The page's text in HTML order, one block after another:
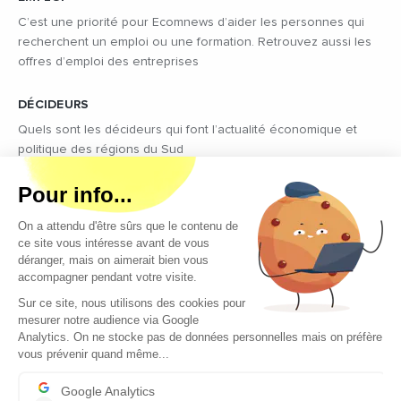
C’est une priorité pour Ecomnews d’aider les personnes qui
recherchent un emploi ou une formation. Retrouvez aussi les
offres d’emploi des entreprises
DÉCIDEURS
Quels sont les décideurs qui font l’actualité économique et
politique des régions du Sud
Copyright © 2026 - Tous droits réservés
Qui sommes-nous ?
Contact
Conditions générales d’utilisation